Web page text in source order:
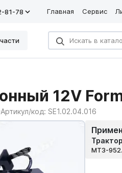
81-78 Главная Сервис
12V
Артикул/код: SE1.02.04.016
МТЗ-